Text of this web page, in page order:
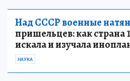
Над СССР военные
пришельцев: как страна
искала и изучала
НАУКА